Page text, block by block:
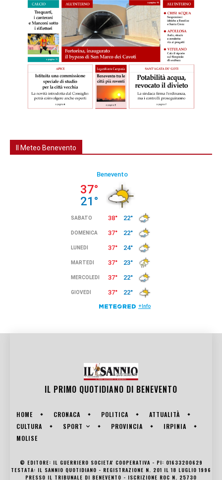
Il Meteo Benevento
IL PRIMO QUOTIDIANO DI BENEVENTO
HOME CRONACA POLITICA
ATTUALITÀ
CULTURA
SPORT PROVINCIA
IRPINIA
MOLISE
© EDITORE: IL GUERRIERO SOCIETA' COOPERATIVA - PI: 01633200629
TESTATA: IL SANNIO QUOTIDIANO - REGISTRAZIONE N. 201 IL 18 LUGLIO 1996
PRESSO IL TRIBUNALE DI BENEVENTO - ISCRIZIONE ROC N. 25730